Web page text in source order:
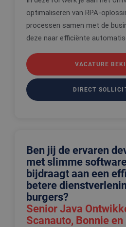
optimaliseren van RPA-
processen samen met de
deze naar efficiënte
VACATURE
DIRECT
Ben jij de ervaren
met slimme
bijdraagt aan een
betere
burgers?
Senior Java
Scanauto, Bonnie en